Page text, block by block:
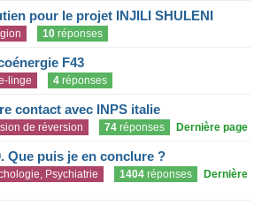
pour le projet INJILI SHULENI
10 réponses
F43
linge 4 réponses
contact avec INPS italie
de réversion 74 réponses Dernière page
Que puis je en conclure ?
Psychiatrie 1404 réponses
Dernière